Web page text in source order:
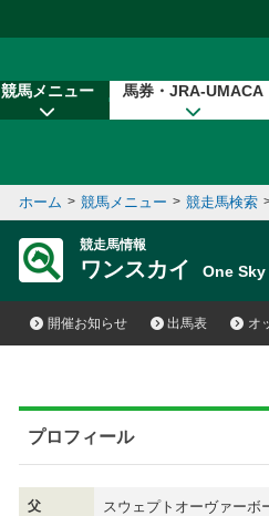
競馬メニュー 馬券・JRA-UMACA
ホーム > 競馬メニュー > 競走馬検索
競走馬情報
ワンスカイ One Sky
開催お知らせ 出馬表 オ
プロフィール
父 スウェプトオーヴァーボ